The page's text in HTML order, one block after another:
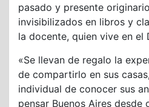
pasado y presente
invisibilizados en libros y
la docente, quien vive en el
«Se llevan de regalo la
de compartirlo en sus
individual de conocer sus
pensar Buenos Aires desde